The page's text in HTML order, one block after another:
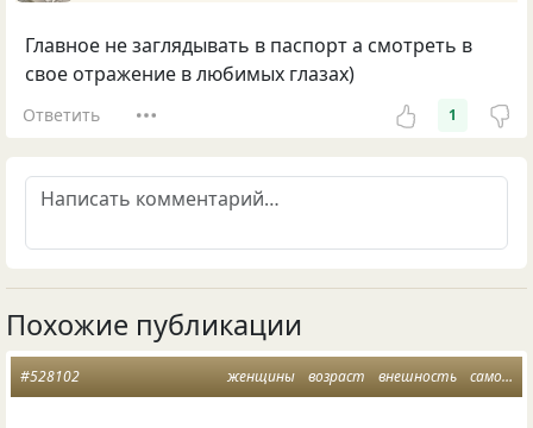
Главное не заглядывать в паспорт а смотреть в
свое отражение в любимых глазах)
Ответить 1
Похожие публикации
женщины возраст внешность самочувствие
#528102